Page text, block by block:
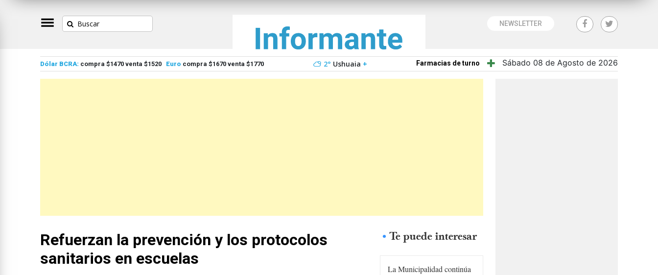
NEWSLETTER
Dólar BCRA: compra $1470 venta $1520 Euro compra $1670 venta $1770 2° Ushuaia + Farmacias de turno Sábado 08 de Agosto de 2026
Refuerzan la prevención y los protocolos
sanitarios en escuelas
Te puede interesar
La Municipalidad continúa